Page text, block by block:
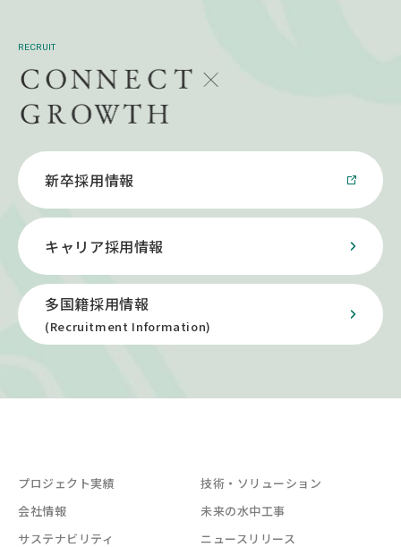
RECRUIT
新卒採用情報
キャリア採用情報
多国籍採用情報
(Recruitment Information)
プロジェクト実績
技術・ソリューション
会社情報
未来の水中工事
サステナビリティ
ニュースリリース